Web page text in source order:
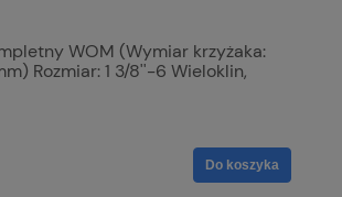
WOM (Wymiar krzyżaka:
Rozmiar: 1 3/8''-6 Wieloklin,
Oa. S.115389
Do koszyka